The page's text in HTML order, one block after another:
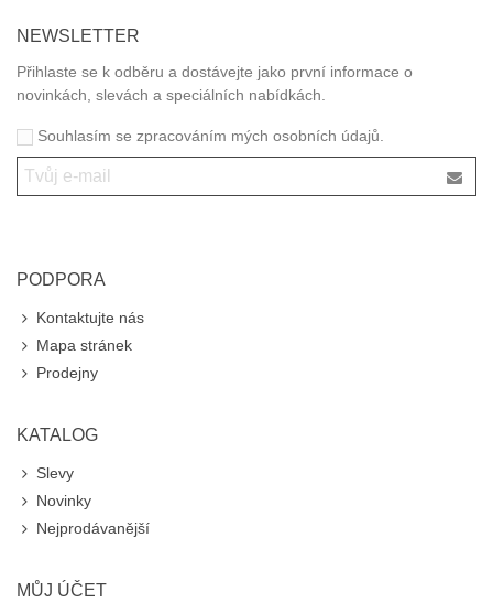
NEWSLETTER
Přihlaste se k odběru a dostávejte jako první informace o
novinkách, slevách a speciálních nabídkách.
Souhlasím se zpracováním mých osobních údajů.
PODPORA
Kontaktujte nás
Mapa stránek
Prodejny
KATALOG
Slevy
Novinky
Nejprodávanější
MŮJ ÚČET